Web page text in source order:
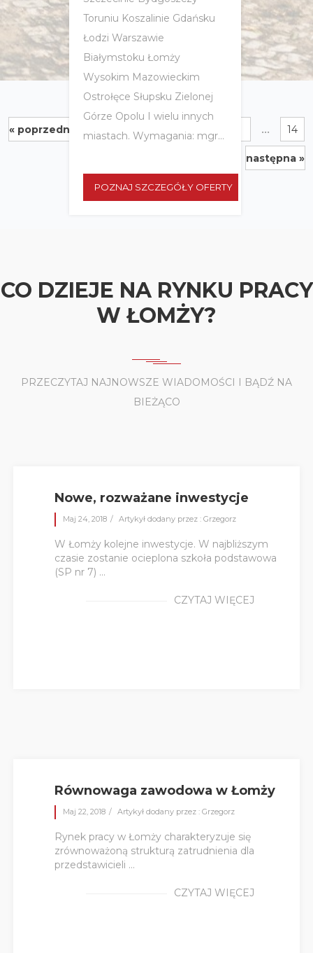
Toruniu Koszalinie Gdańsku
Łodzi Warszawie
Białymstoku Łomży
Wysokim Mazowieckim
Ostrołęce Słupsku Zielonej
Górze Opolu I wielu innych
miastach. Wymagania: mgr...
POZNAJ SZCZEGÓŁY OFERTY
« poprzednia 3 ... 14
następna »
CO DZIEJE NA RYNKU PRACY
W ŁOMŻY?
PRZECZYTAJ NAJNOWSZE WIADOMOŚCI I BĄDŹ NA
BIEŻĄCO
Nowe, rozważane inwestycje
Maj 24, 2018 Artykył dodany przez : Grzegorz
W Łomży kolejne inwestycje. W najbliższym
czasie zostanie ocieplona szkoła podstawowa
(SP nr 7) ...
CZYTAJ WIĘCEJ
Równowaga zawodowa w Łomży
Maj 22, 2018 Artykył dodany przez : Grzegorz
Rynek pracy w Łomży charakteryzuje się
zrównoważoną strukturą zatrudnienia dla
przedstawicieli ...
CZYTAJ WIĘCEJ